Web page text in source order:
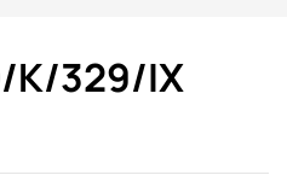
K/329/IX